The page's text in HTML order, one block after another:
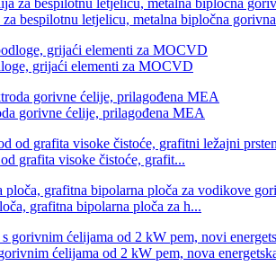
bespilotnu letjelicu, metalna bipločna
grijaći elementi za MOCVD
gorivne ćelije, prilagođena MEA
grafita visoke čistoće, grafit...
grafitna bipolarna ploča za h...
ćelijama od 2 kW pem, nova